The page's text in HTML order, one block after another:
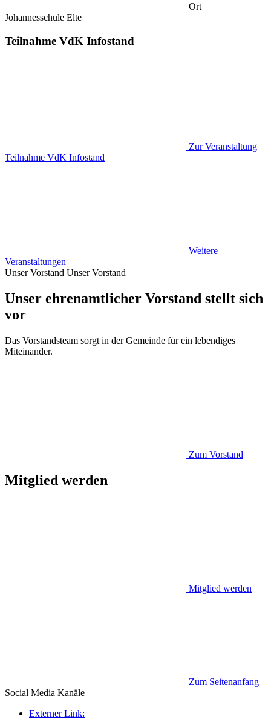
Ort
Johannesschule Elte
Teilnahme VdK Infostand
Zur Veranstaltung
Teilnahme VdK Infostand
Weitere
Veranstaltungen
Unser Vorstand Unser Vorstand
Unser ehrenamtlicher Vorstand stellt sich
vor
Das Vorstandsteam sorgt in der Gemeinde für ein lebendiges
Miteinander.
Zum Vorstand
Mitglied werden
Mitglied werden
Zum Seitenanfang
Social Media Kanäle
Externer Link: